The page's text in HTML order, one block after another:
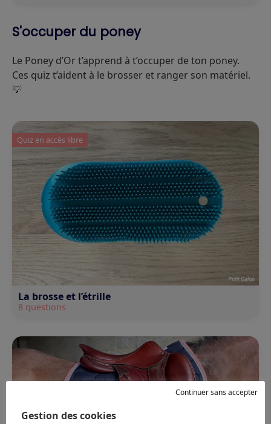
S'occuper du poney
Le Poney d’Or t’apprend à t’occuper de ton poney.
Ces quiz t’aident à le brosser et ranger son matériel.
💡
Quiz en accès libre
La brosse et l’étrille
8 questions
Gestion des cookies
Continuer sans accepter